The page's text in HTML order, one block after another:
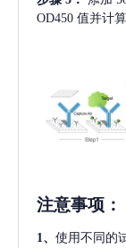
OD450 值并计算
注意事项 ：
1、 使用不同的